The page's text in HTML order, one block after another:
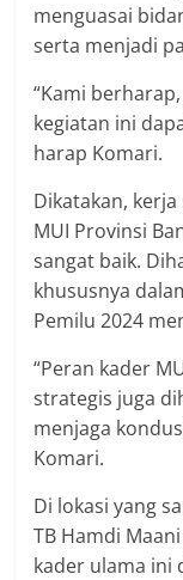
menguasai
serta menjadi
“Kami
kegiatan ini
harap Komari.
Dikatakan,
MUI Provinsi
sangat baik.
khususnya
Pemilu 2024
“Peran kader
strategis juga
menjaga
Komari.
Di lokasi yang
TB Hamdi
kader ulama ini